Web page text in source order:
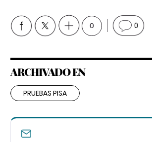
0 0
ARCHIVADO EN
PRUEBAS PISA